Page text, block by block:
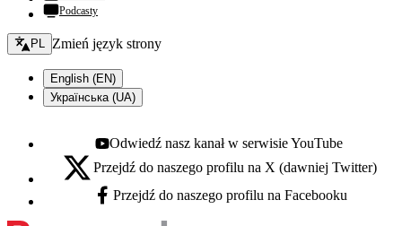
Podcasty
Zmień język - bieżący:
PL Zmień język strony
English (EN)
Українська (UA)
Youtube - otwiera się w nowej karcie
Odwiedź nasz kanał w serwisie YouTube
X - otwiera się w nowej karcie
Przejdź do naszego profilu na X (dawniej Twitter)
Facebook - otwiera się w nowej karcie
Przejdź do naszego profilu na Facebooku